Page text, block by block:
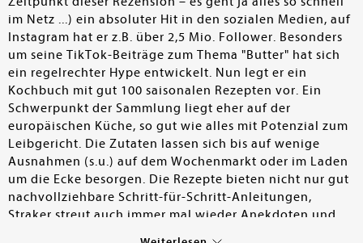
im Netz ...) ein absoluter Hit in den sozialen Medien, auf
Instagram hat er z.B. über 2,5 Mio. Follower. Besonders
um seine TikTok-Beiträge zum Thema "Butter" hat sich
ein regelrechter Hype entwickelt. Nun legt er ein
Kochbuch mit gut 100 saisonalen Rezepten vor. Ein
Schwerpunkt der Sammlung liegt eher auf der
europäischen Küche, so gut wie alles mit Potenzial zum
Leibgericht. Die Zutaten lassen sich bis auf wenige
Ausnahmen (s.u.) auf dem Wochenmarkt oder im Laden
um die Ecke besorgen. Die Rezepte bieten nicht nur gut
nachvollziehbare Schritt-für-Schritt-Anleitungen,
Straker streut auch immer mal wieder Anekdoten und